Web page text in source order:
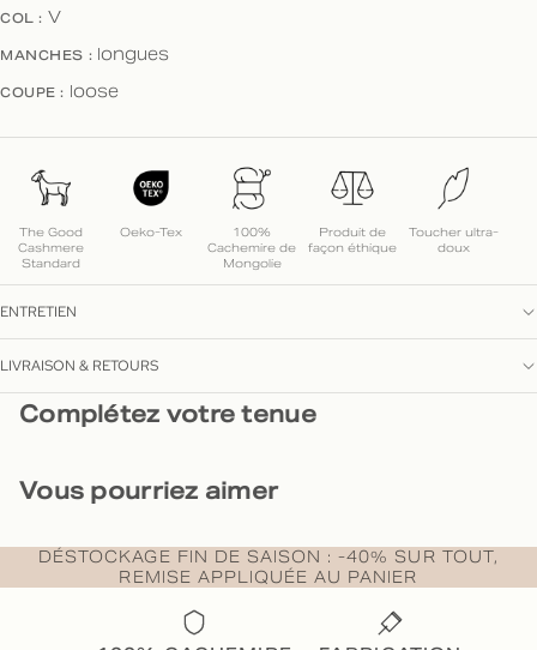
COL : V
MANCHES : longues
COUPE : loose
The Good
Cashmere
Standard
Oeko-Tex
100%
Cachemire de
Mongolie
Produit de
façon éthique
Toucher ultra-
doux
ENTRETIEN
LIVRAISON & RETOURS
Complétez votre tenue
Vous pourriez aimer
DÉSTOCKAGE FIN DE SAISON : -40% SUR TOUT,
REMISE APPLIQUÉE AU PANIER